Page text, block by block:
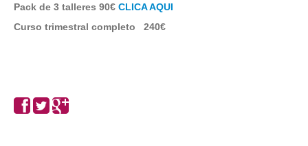
Pack de 3 talleres 90€ CLICA AQUI
Curso trimestral completo 240€